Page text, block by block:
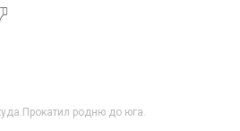
родню до юга.